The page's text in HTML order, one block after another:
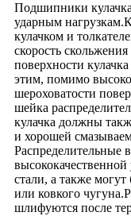
Подшипники
ударным
кулачком и
скорость
поверхности
этим, помимо
шероховатости
шейка
кулачка должны
и хорошей
Распределительные
стали, а также
или ковкого
шлифуются после